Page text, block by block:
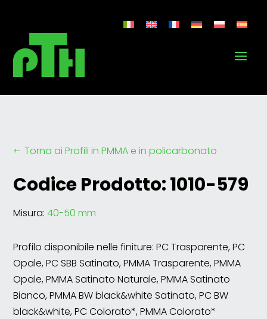
# Torna ai Profili in PMMA e in policarbonato
Codice Prodotto: 1010-579
Misura:40-50 mm
Profilo disponibile nelle finiture: PC Trasparente, PC
Opale, PC SBB Satinato, PMMA Trasparente, PMMA
Opale, PMMA Satinato Naturale, PMMA Satinato
Bianco, PMMA BW black&white Satinato, PC BW
black&white, PC Colorato*, PMMA Colorato*